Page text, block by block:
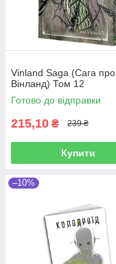
Vinland Saga (Сага про
Вінланд) Том 12
Готово до відправки
215,10 ₴ 239 ₴
Купити
–10%